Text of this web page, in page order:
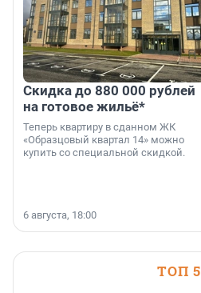
Скидка до 880 000 рублей
на готовое жильё*
Теперь квартиру в сданном ЖК
«Образцовый квартал 14» можно
купить со специальной скидкой.
6 августа, 18:00
ТОП 5